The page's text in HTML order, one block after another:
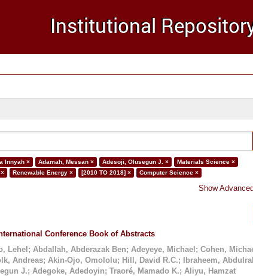
Innyah × Adamah, Messan × Adesoji, Olusegun J. ×
Materials Science ×
Renewable Energy × [2010 TO 2018] × Computer Science ×
Show
Conference Book of Abstracts
Lehel ; Abdallah, Abderazak Ben; Adeyeye, Michael ; Cohen,
Andreas; Akin-Ojo, Omololu; Hill, David R.C.;
Ibraheem,
J.; Adegoke, Adedoyin; Traoré, Mamado K.; Aliyu, Hamzat